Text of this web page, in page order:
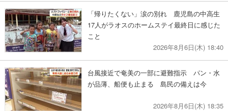
「帰りたくない」涙の別れ 鹿児島の中高生
17人がラオスのホームステイ最終日に感じた
こと
2026年8月6日(木) 18:40
台風接近で奄美の一部に避難指示 パン・水
が品薄、船便も止まる 島民の備えは今
2026年8月6日(木) 18:35